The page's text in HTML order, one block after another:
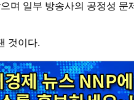
며 일부 방송사의 공정성 문
것이다.